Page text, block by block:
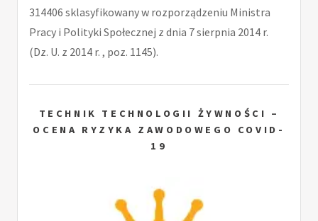
314406 sklasyfikowany w rozporządzeniu Ministra
Pracy i Polityki Społecznej z dnia 7 sierpnia 2014 r.
(Dz. U. z 2014 r. , poz. 1145).
TECHNIK TECHNOLOGII ŻYWNOŚCI –
OCENA RYZYKA ZAWODOWEGO COVID-
19